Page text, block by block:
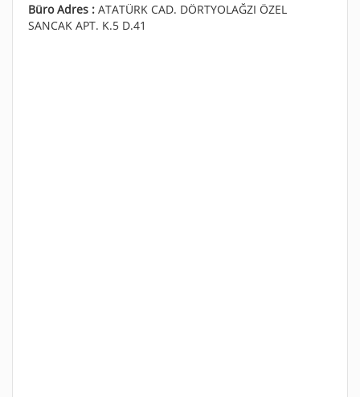
Büro Adres : ATATÜRK CAD. DÖRTYOLAĞZI ÖZEL
SANCAK APT. K.5 D.41